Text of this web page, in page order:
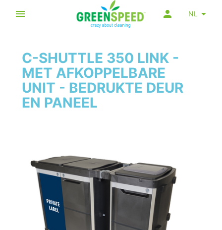
NL
C-SHUTTLE 350 LINK -
MET AFKOPPELBARE
UNIT - BEDRUKTE DEUR
EN PANEEL